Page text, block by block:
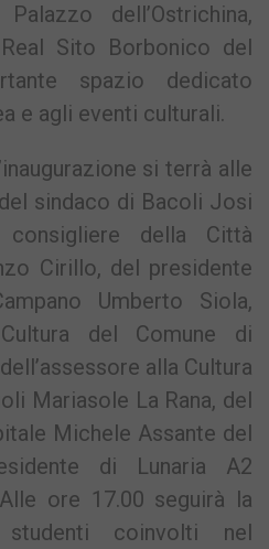
dell’Ostrichina,
Sito Borbonico del
spazio dedicato
e agli eventi culturali.
si terrà alle
sindaco di Bacoli Josi
della Città
Cirillo, del presidente
Umberto Siola,
del Comune di
alla Cultura
Mariasole La Rana, del
Michele Assante del
di Lunaria A2
ore 17.00 seguirà la
studenti coinvolti nel